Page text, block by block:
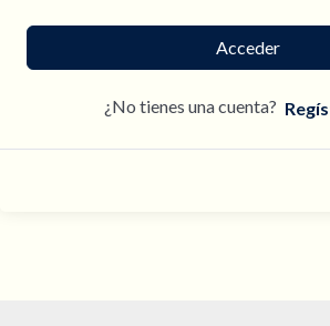
Acceder
¿No tienes una cuenta?